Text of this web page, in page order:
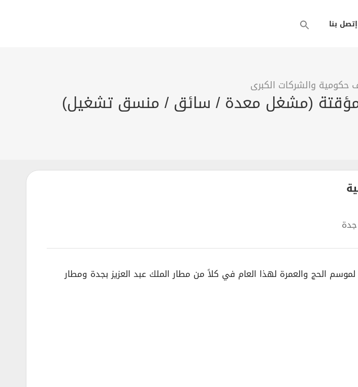
إتصل بنا
حكومية والشركات الكبرى
مؤقتة (مشغل معدة / سائق / منسق تشغيل)
جدة
الحج والعمرة لهذا العام في كلاً من مطار الملك عبد العزيز بجدة ومطار